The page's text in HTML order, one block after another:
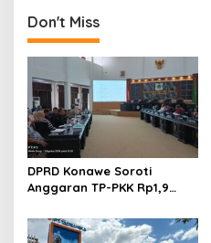
g
a
s
i
p
o
s
Don't Miss
DPRD Konawe Soroti
Anggaran TP-PKK Rp1,9
untuk Perjalanan Dinas